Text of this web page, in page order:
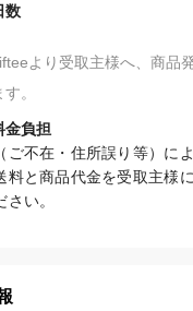
数
より受取主様へ、商品
。
金負担
ご不在・住所誤り等）に
料と商品代金を受取主様
い。